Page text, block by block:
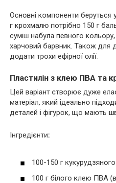
Основні компоненти беруться
г крохмалю потрібно 150 г
суміш набула певного
харчовий барвник. Також для
додати трохи ефірної олії.
Пластилін з клею ПВА та
Цей варіант створює дуже
матеріал, який ідеально
деталей і фігурок, що мають
Інгредієнти:
100-150 г
100 г білого клею ПВА